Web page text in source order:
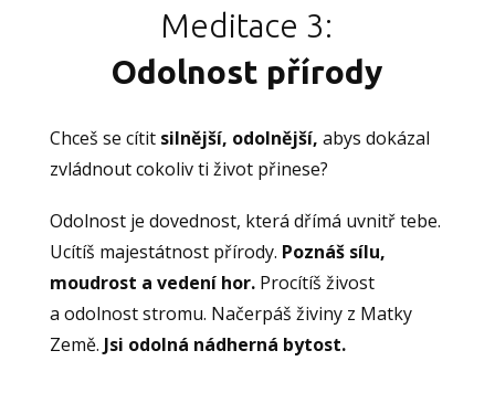
Meditace 3:
Odolnost přírody
Chceš se cítit silnější, odolnější, abys dokázal
zvládnout cokoliv ti život přinese?
Odolnost je dovednost, která dřímá uvnitř tebe.
Ucítíš majestátnost přírody. Poznáš sílu,
moudrost a vedení hor.Procítíš živost
a odolnost stromu. Načerpáš živiny z Matky
Země. Jsi odolná nádherná bytost.